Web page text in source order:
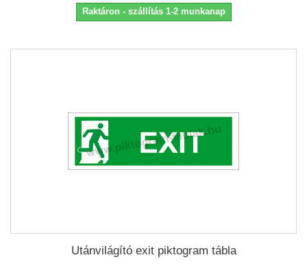
Raktáron - szállítás 1-2 munkanap
Utánvilágító exit piktogram tábla